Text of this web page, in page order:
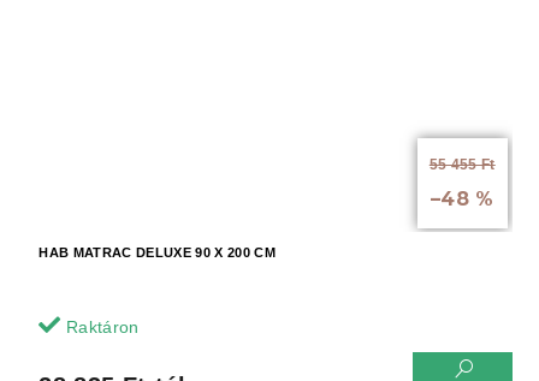
55 455 Ft
–48 %
HAB MATRAC DELUXE 90 X 200 CM
Raktáron